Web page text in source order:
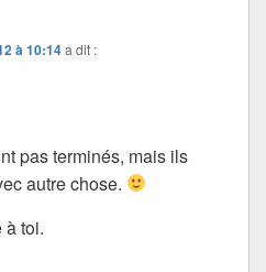
à 10:14a dit :
pas terminés, mais ils
autre chose.
à toi.